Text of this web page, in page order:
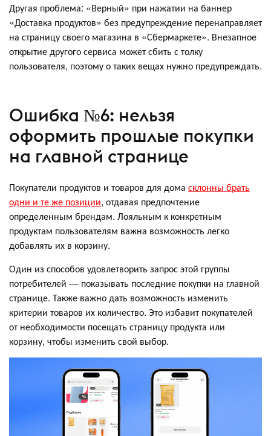
Другая проблема: «Верный» при нажатии на баннер
«Доставка продуктов» без предупреждение перенаправляет
на страницу своего магазина в «Сбермаркете». Внезапное
открытие другого сервиса может сбить с толку
пользователя, поэтому о таких вещах нужно предупреждать.
Ошибка №6: нельзя
оформить прошлые покупки
на главной странице
Покупатели продуктов и товаров для дома склонны брать
одни и те же позиции, отдавая предпочтение
определенным брендам. Лояльным к конкретным
продуктам пользователям важна возможность легко
добавлять их в корзину.
Один из способов удовлетворить запрос этой группы
потребителей — показывать последние покупки на главной
странице. Также важно дать возможность изменить
критерии товаров их количество. Это избавит покупателей
от необходимости посещать страницу продукта или
корзину, чтобы изменить свой выбор.